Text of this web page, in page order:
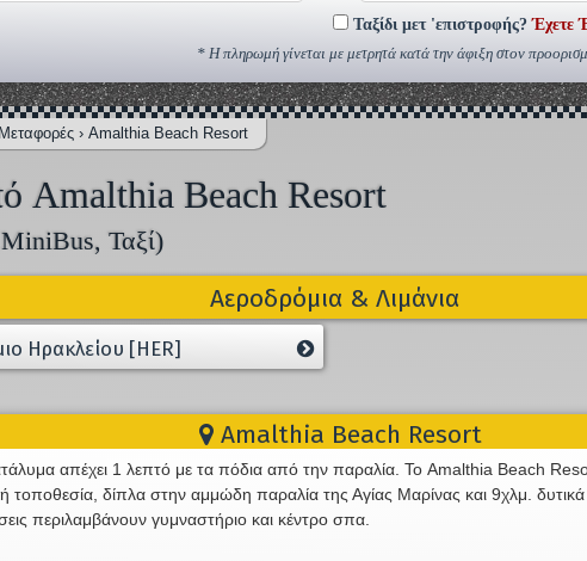
Ταξίδι μετ 'επιστροφής? Έχετε
* Η πληρωμή γίνεται με μετρητά κατά την άφιξη στον
Μεταφορές › Amalthia Beach Resort
Amalthia Beach Resort
Ταξί)
Αεροδρόμια & Λιμάνια
Ηρακλείου [HER]
Amalthia Beach Resort
απέχει 1 λεπτό με τα πόδια από την παραλία. Το Amalthia Beach
τοποθεσία, δίπλα στην αμμώδη παραλία της Αγίας Μαρίνας και 9χλμ.
περιλαμβάνουν γυμναστήριο και κέντρο σπα.